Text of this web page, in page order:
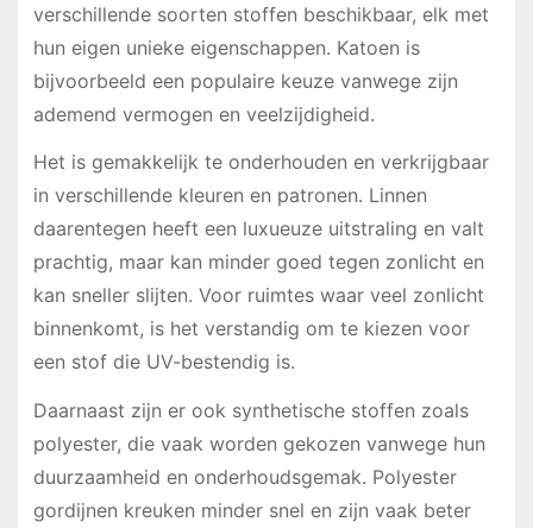
verschillende soorten stoffen beschikbaar, elk met
hun eigen unieke eigenschappen. Katoen is
bijvoorbeeld een populaire keuze vanwege zijn
ademend vermogen en veelzijdigheid.
Het is gemakkelijk te onderhouden en verkrijgbaar
in verschillende kleuren en patronen. Linnen
daarentegen heeft een luxueuze uitstraling en valt
prachtig, maar kan minder goed tegen zonlicht en
kan sneller slijten. Voor ruimtes waar veel zonlicht
binnenkomt, is het verstandig om te kiezen voor
een stof die UV-bestendig is.
Daarnaast zijn er ook synthetische stoffen zoals
polyester, die vaak worden gekozen vanwege hun
duurzaamheid en onderhoudsgemak. Polyester
gordijnen kreuken minder snel en zijn vaak beter